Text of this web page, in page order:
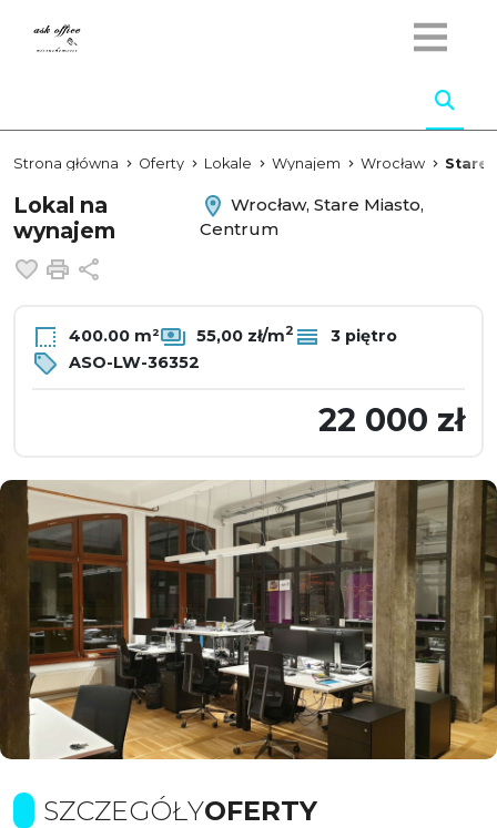
Strona główna Oferty Lokale Wynajem Wrocław Stare
Lokal na
wynajem
Wrocław, Stare Miasto,
Centrum
Dodaj do ulubionych
Drukuj
400.00 m² 55,00 zł/m2
3 piętro
ASO-LW-36352
22 000 zł
SZCZEGÓŁYOFERTY